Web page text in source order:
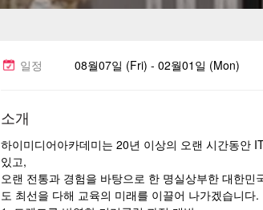
일정 08월07일 (Fri) - 02월01일 (Mon)
소개
하이미디어아카데미는 20년 이상의 오랜 시간동안
있고,
오랜 전통과 경험을 바탕으로 한 명실상부한 대한민
도 최선을 다해 교육의 미래를 이끌어 나가겠습니다.